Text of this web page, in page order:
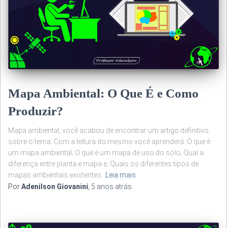
Mapa Ambiental: O Que É e Como
Produzir?
Mapa ambiental, você acabou de encontrar um artigo definitivo
sobre o tema. Com a leitura do mesmo você aprenderá: O que é
um mapa ambiental; O que é um mapa de uso do solo; Qual a
diferença entre planta e mapa e; Quais os diferentes tipos de
mapas ambientais existentes. Leia mais
PorAdenilson Giovanini, 5 anos atrás